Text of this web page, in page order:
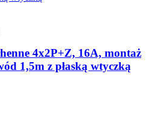
4x2P+Z, 16A, montaż
1,5m z płaską wtyczką